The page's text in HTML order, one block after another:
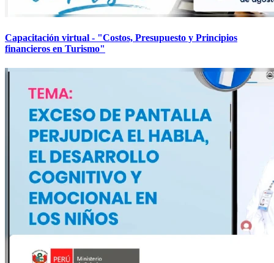
Capacitación virtual - "Costos, Presupuesto y Principios
financieros en Turismo"